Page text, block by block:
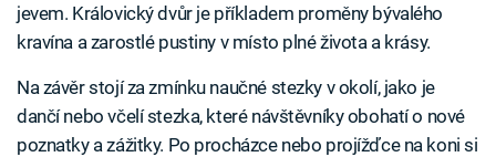
jevem. Královický dvůr je příkladem proměny bývalého
kravína a zarostlé pustiny v místo plné života a krásy.
Na závěr stojí za zmínku naučné stezky v okolí, jako je
dančí nebo včelí stezka, které návštěvníky obohatí o nové
poznatky a zážitky. Po procházce nebo projížďce na koni si